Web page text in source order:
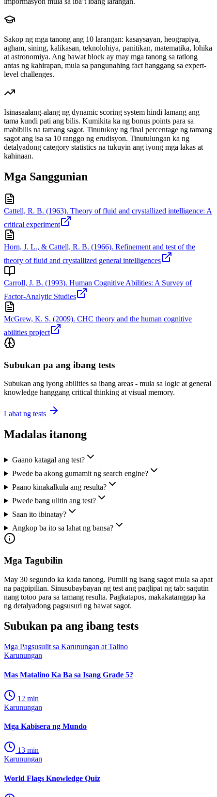
Sakop ng mga tanong ang 10 larangan: kasaysayan, heograpiya,
agham, sining, kalikasan, teknolohiya, panitikan, matematika, lohika
at astronomiya. Ang bawat block ay may mga tanong sa tatlong
antas ng kahirapan, mula sa pangunahing fact hanggang sa expert-
level challenges.
Isinasaalang-alang ng dynamic scoring system hindi lamang ang
tama kundi pati ang bilis. Kumikita ka ng bonus points para sa
mabibilis na tamang sagot. Tinutukoy ng final percentage ng tamang
sagot ang isa sa 10 ranggo ng erudisyon. Tinutulungan ka ng
detalyadong category statistics na tukuyin ang iyong mga lakas at
kahinaan.
Mga Sanggunian
Cattell, R. B. (1963). Theory of fluid and crystallized intelligence: A
critical experiment
Horn, J. L., & Cattell, R. B. (1966). Refinement and test of the
theory of fluid and crystallized general intelligences
Carroll, J. B. (1993). Human Cognitive Abilities: A Survey of
Factor-Analytic Studies
McGrew, K. S. (2009). CHC theory and the human cognitive
abilities project
Subukan pa ang ibang tests
Subukan ang iyong abilities sa ibang areas - mula sa logic at general
knowledge hanggang critical thinking at visual memory.
Lahat ng tests
Madalas itanong
Gaano katagal ang test?
Pwede ba akong gumamit ng search engine?
Paano kinakalkula ang resulta?
Pwede bang ulitin ang test?
Saan ito ibinatay?
Angkop ba ito sa lahat ng bansa?
Mga Tagubilin
May 30 segundo ka kada tanong. Pumili ng isang sagot mula sa apat
na pagpipilian. Sinusubaybayan ng test ang paglipat ng tab: sagutin
nang totoo para sa tamang resulta. Pagkatapos, makakatanggap ka
ng detalyadong pagsusuri ng bawat sagot.
Subukan pa ang ibang tests
Mga Pagsusulit sa Karunungan at Talino
Karunungan
Mas Matalino Ka Ba sa Isang Grade 5?
12 min
Karunungan
Mga Kabisera ng Mundo
13 min
Karunungan
World Flags Knowledge Quiz